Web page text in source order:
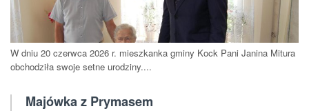
W dniu 20 czerwca 2026 r. mieszkanka gminy Kock Pani Janina Mitura
obchodziła swoje setne urodziny....
Majówka z Prymasem